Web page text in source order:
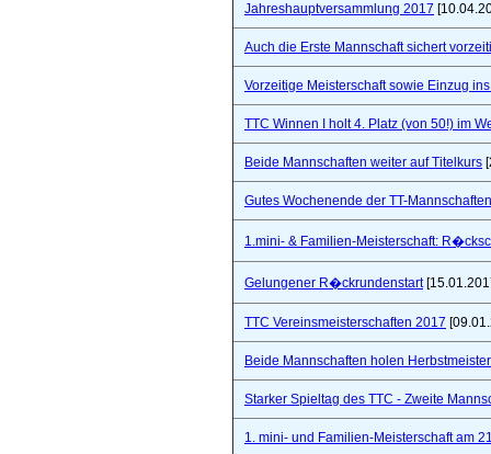
Jahreshauptversammlung 2017
Auch die Erste Mannschaft sichert
Vorzeitige Meisterschaft sowie Einzug
TTC Winnen I holt 4. Platz (von 50!) im
Beide Mannschaften weiter auf Titelkurs
Gutes Wochenende der TT-
1.mini- & Familien-Meisterschaft:
Gelungener R�ckrundenstart
TTC Vereinsmeisterschaften 2017
Beide Mannschaften holen
Starker Spieltag des TTC - Zweite
1. mini- und Familien-Meisterschaft am